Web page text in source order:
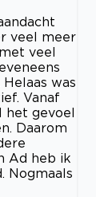
veel meer
veel
was
Vanaf
het gevoel
Daarom
Ad heb ik
Nogmaals